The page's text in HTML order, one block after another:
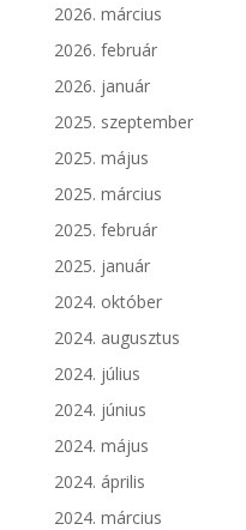
2026. március
2026. február
2026. január
2025. szeptember
2025. május
2025. március
2025. február
2025. január
2024. október
2024. augusztus
2024. július
2024. június
2024. május
2024. április
2024. március